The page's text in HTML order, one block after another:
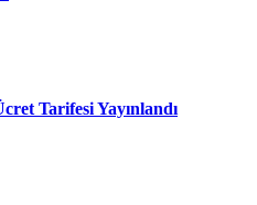
Tarifesi Yayınlandı